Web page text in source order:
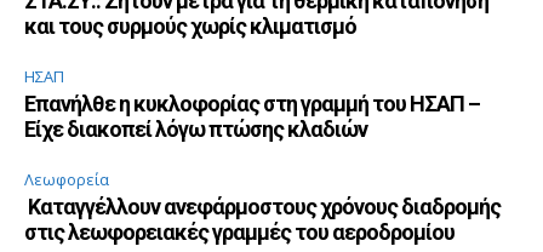
και τους συρμούς χωρίς κλιματισμό
ΗΣΑΠ
Επανήλθε η κυκλοφορίας στη γραμμή του ΗΣΑΠ –
Είχε διακοπεί λόγω πτώσης κλαδιών
Λεωφορεία
Καταγγέλλουν ανεφάρμοστους χρόνους διαδρομής
στις λεωφορειακές γραμμές του αεροδρομίου